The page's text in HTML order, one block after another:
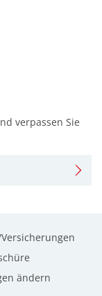
verpassen Sie
ändern